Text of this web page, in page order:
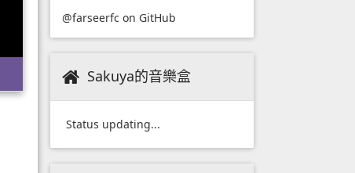
@farseerfc on GitHub
Sakuya的音樂盒
Status updating...